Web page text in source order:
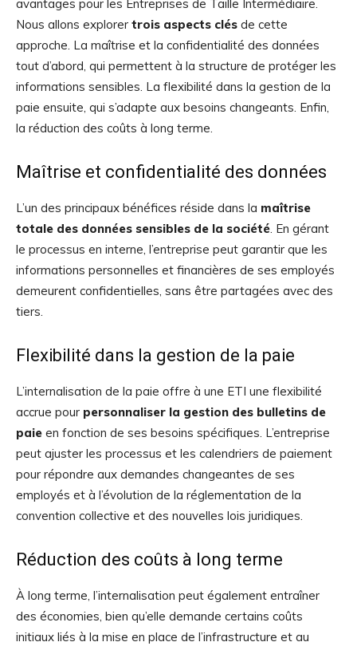
avantages pour les Entreprises de Taille Intermédiaire.
Nous allons explorer trois aspects clés de cette
approche. La maîtrise et la confidentialité des données
tout d’abord, qui permettent à la structure de protéger les
informations sensibles. La flexibilité dans la gestion de la
paie ensuite, qui s’adapte aux besoins changeants. Enfin,
la réduction des coûts à long terme.
Maîtrise et confidentialité des données
L’un des principaux bénéfices réside dans la maîtrise
totale des données sensibles de la société. En gérant
le processus en interne, l’entreprise peut garantir que les
informations personnelles et financières de ses employés
demeurent confidentielles, sans être partagées avec des
tiers.
Flexibilité dans la gestion de la paie
L’internalisation de la paie offre à une ETI une flexibilité
accrue pour personnaliser la gestion des bulletins de
paie en fonction de ses besoins spécifiques. L’entreprise
peut ajuster les processus et les calendriers de paiement
pour répondre aux demandes changeantes de ses
employés et à l’évolution de la réglementation de la
convention collective et des nouvelles lois juridiques.
Réduction des coûts à long terme
À long terme, l’internalisation peut également entraîner
des économies, bien qu’elle demande certains coûts
initiaux liés à la mise en place de l’infrastructure et au